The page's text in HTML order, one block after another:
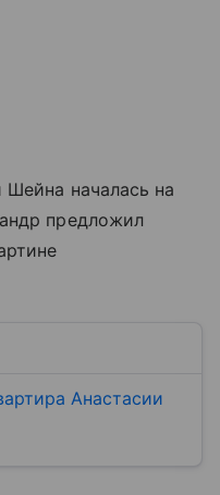
началась на
предложил
Анастасии